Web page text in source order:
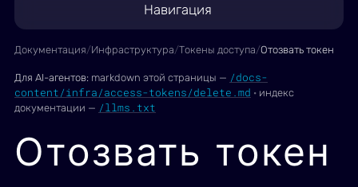
Навигация
Документация/Инфраструктура/Токены доступа/Отозвать токен
Для AI-агентов: markdown этой страницы — /docs-
content/infra/access-tokens/delete.md · индекс
документации — /llms.txt
Отозвать токен